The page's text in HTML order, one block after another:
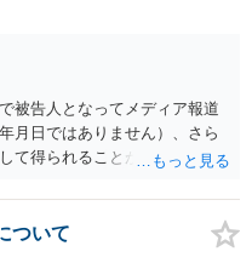
被告人となってメディア報道
月日ではありません）、さら
て得られることが通常です。
ついて